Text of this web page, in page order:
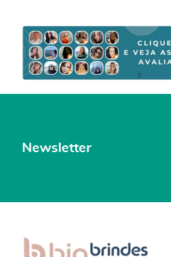
Newsletter